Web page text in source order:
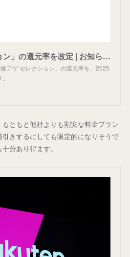
「爆アゲ セレクション」の還元率を改定 | お知らせ | NTTドコモ
アゲ セレクション」の還元率を、2025
ともと他社よりも割安な料金プラン
きするにしても限定的になりそうで
分あり得ます。